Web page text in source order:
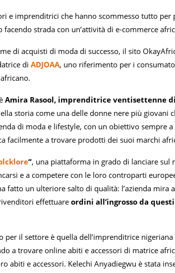
e imprenditrici che hanno scommesso tutto per
strada con un’attività di e-commerce
di acquisti di moda di successo, il sito
di ADJOAA, uno riferimento per i
Amira Rasool, imprenditrice ventisettenne
storia come una delle donne nere più
di moda e lifestyle, con un obiettivo sempre
facilmente a trovare prodotti dei suoi marchi
“, una piattaforma in grado di lanciare
e a competere con le loro controparti
fatto un ulteriore salto di qualità: l’azienda mira
effettuare ordini all’ingrosso da
per il settore è quella dell’imprenditrice nigeriana
a trovare online abiti e accessori di matrice
abiti e accessori. Kelechi Anyadiegwu è stata